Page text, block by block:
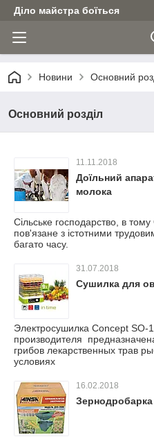
Діло майстра боїться
Новини Основний
Основний розділ
11.11.2018
Доїльний
молока
Сільське господарство, в
пов'язане з істотними
багато часу.
31.07.2018
Сушилка для
Электросушилка Concept SO-
производителя
грибов лекарственных трав
условиях
16.02.2018
Зернодробарка